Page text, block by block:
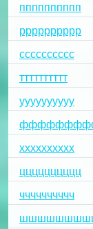
пппппппппп
рррррррррр
сссссссссс
тттттттттт
уууууууууу
хххххххххх
цццццццццц
чччччччччч